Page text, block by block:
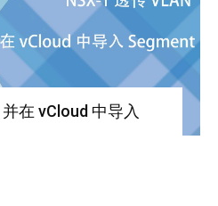
在 vCloud 中导入